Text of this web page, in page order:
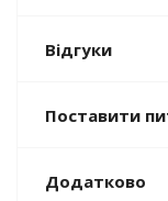
Відгуки
Поставити
Додатково